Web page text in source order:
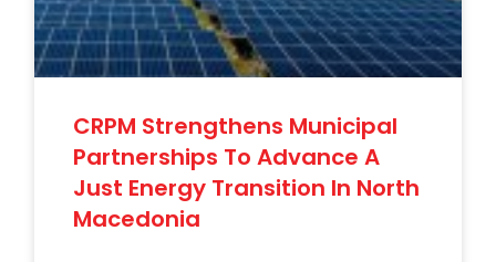
CRPM Strengthens Municipal
Partnerships To Advance A
Just Energy Transition In North
Macedonia